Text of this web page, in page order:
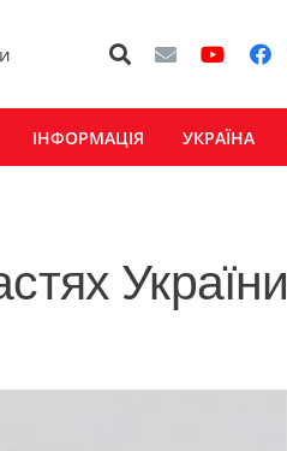
ІНФОРМАЦІЯ УКРАЇНА
України